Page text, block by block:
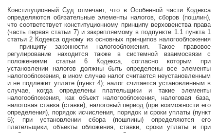
Конституционный Суд отмечает, что в Особенной части Кодекса
определяются обязательные элементы налогов, сборов (пошлин),
что соответствует конституционному принципу верховенства права
(часть первая статьи 7) и закрепляемому в подпункте 1.1 пункта 1
статьи 2 Кодекса одному из основных принципов налогообложения
– принципу законности налогообложения. Такое правовое
регулирование находится также в системной взаимосвязи с
положениями статьи 6 Кодекса, согласно которым при
установлении налогов должны быть определены все элементы
налогообложения, в ином случае налог считается неустановленным
и не подлежит уплате (пункт 4); налог считается установленным в
случае, когда определены плательщики и такие элементы
налогообложения, как объект налогообложения, налоговая база,
налоговая ставка (ставки), налоговый период (при возможности его
определения), порядок исчисления, порядок и сроки уплаты (пункт
5); при установлении сбора (пошлины) определяются его
плательщики, объекты обложения, ставки, сроки уплаты и при